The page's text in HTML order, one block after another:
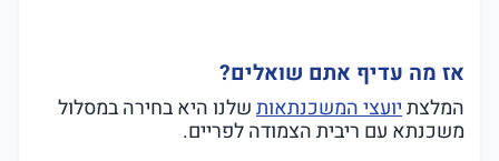
אז מה עדיף אתם שואלים?
המלצתיועצי המשכנתאותשלנו היא בחירה במסלול
משכנתא עם ריבית הצמודה לפריים.